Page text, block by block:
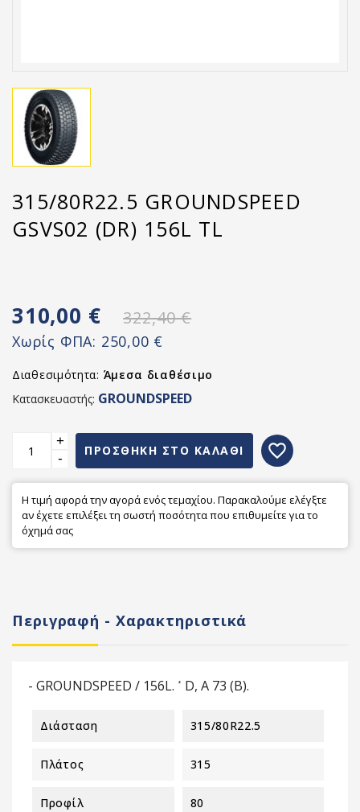
315/80R22.5 GROUNDSPEED
GSVS02 (DR) 156L TL
310,00 €
Χωρίς ΦΠΑ: 250,00 €
322,40 €
Διαθεσιμότητα: Άμεσα διαθέσιμο
Κατασκευαστής: GROUNDSPEED
+
-
ΠΡΟΣΘΗΚΗ ΣΤΟ ΚΑΛΑΘΙ favorite_border
Η τιμή αφορά την αγορά ενός τεμαχίου. Παρακαλούμε ελέγξτε
αν έχετε επιλέξει τη σωστή ποσότητα που επιθυμείτε για το
όχημά σας
Περιγραφή - Χαρακτηριστικά
- GROUNDSPEED / 156L. ߵ D, A 73 (B).
Διάσταση 315/80R22.5
Πλάτος 315
Προφίλ 80